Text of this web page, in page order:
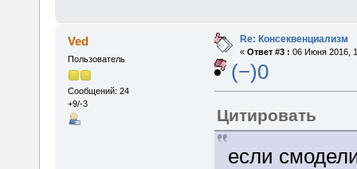
Ved
Пользователь
Сообщений: 24
+9/-3
Re: Консеквенциализм
« Ответ #3 : 06 Июня 2016,
(−)0
Цитировать
если